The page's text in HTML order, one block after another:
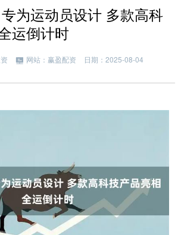
为运动员设计 多款高科
运倒计时
网站：赢盈配资
日期：2025-08-04